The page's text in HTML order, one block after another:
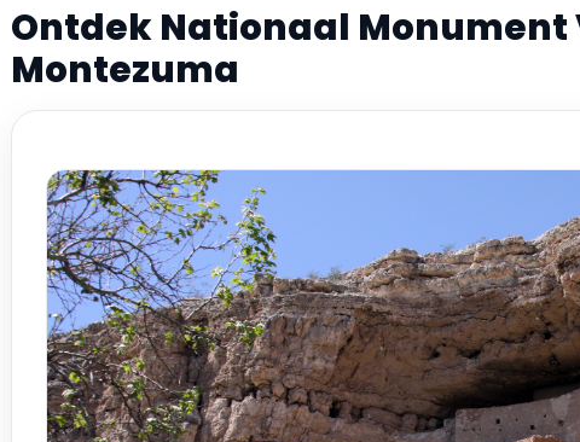
Ontdek Nationaal Monument
Montezuma